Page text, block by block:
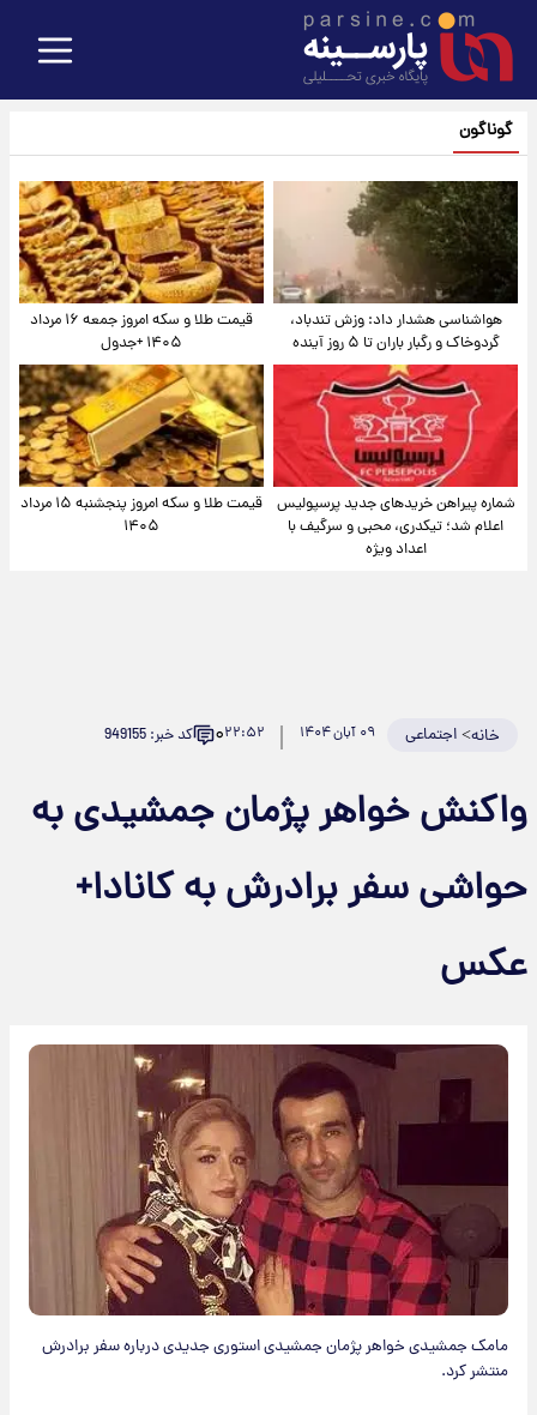
گوناگون
هواشناسی هشدار داد: وزش تندباد،
گردوخاک و رگبار باران تا ۵ روز آینده
قیمت طلا و سکه امروز جمعه ۱۶ مرداد
۱۴۰۵ +جدول
شماره پیراهن خریدهای جدید پرسپولیس
اعلام شد؛ تیکدری، محبی و سرگیف با
اعداد ویژه
قیمت طلا و سکه امروز پنجشنبه ۱۵ مرداد
۱۴۰۵
خانه>اجتماعی ۰۹ آبان ۱۴۰۴ ۲۲:۵۲۰ کد خبر: 949155
واکنش خواهر پژمان جمشیدی به
حواشی سفر برادرش به کانادا+
عکس
مامک جمشیدی خواهر پژمان جمشیدی استوری جدیدی درباره سفر برادرش
منتشر کرد.